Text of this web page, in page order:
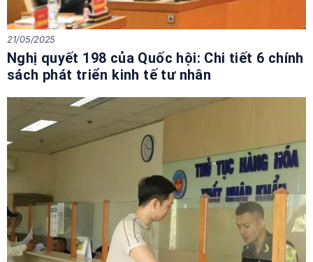
Nghị quyết 198 của Quốc hội: Chi tiết 6 chính
sách phát triển kinh tế tư nhân
21/05/2025